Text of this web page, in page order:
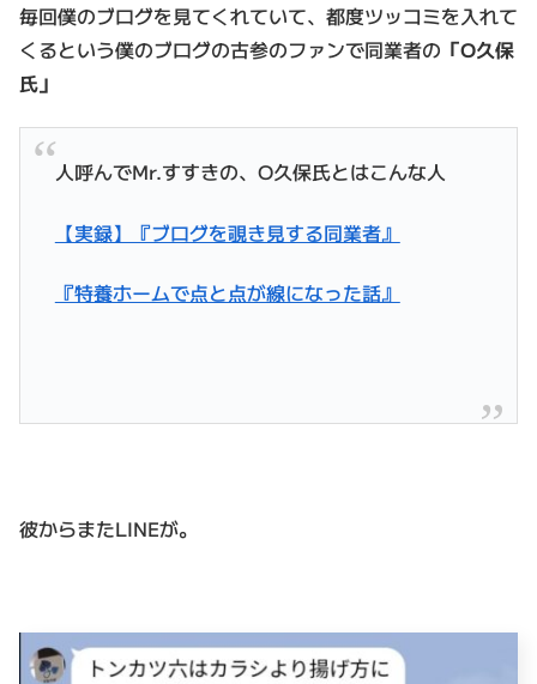
毎回僕のブログを見てくれていて、都度ツッコミを入れて
くるという僕のブログの古参のファンで同業者の 「O久保
氏」
人呼んでMr.すすきの、O久保氏とはこんな人
【実録】『ブログを覗き見する同業者』
『特養ホームで点と点が線になった話』
彼からまたLINEが。